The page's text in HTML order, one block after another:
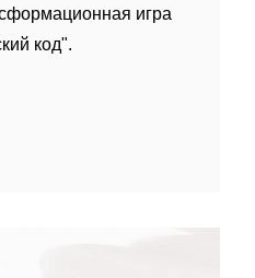
игра
код".